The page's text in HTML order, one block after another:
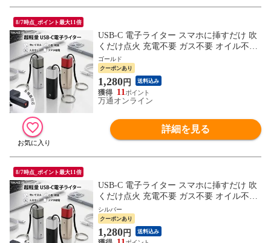
8/7時点_ポイント最大11倍
USB-C 電子ライター スマホに挿すだけ 吹
くだけ点火 充電不要 ガス不要 オイル不要
無火 防風 安全設計 超ミニサイズ 高耐久
喫煙具 雑貨 プレゼント ギフト LLI-002 TO
KAIZ Lite
ゴールド
クーポンあり
1,280円 送料込み
11
万通オンライン
詳細を見る
8/7時点_ポイント最大11倍
USB-C 電子ライター スマホに挿すだけ 吹
くだけ点火 充電不要 ガス不要 オイル不要
無火 防風 安全設計 超ミニサイズ 高耐久
喫煙具 雑貨 プレゼント ギフト LLI-002 TO
KAIZ Lite
シルバー
クーポンあり
1,280円 送料込み